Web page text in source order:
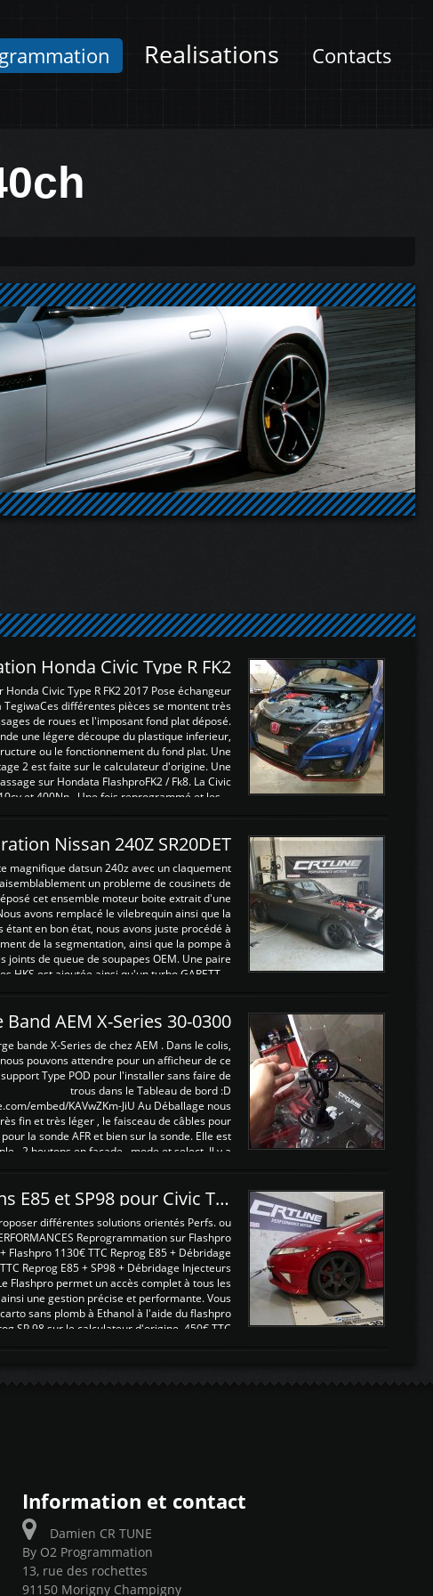
Realisations Contacts
Honda Civic Type R FK2
Civic Type R FK2 2017 Pose échangeur
différentes pièces se montent très
de roues et l'imposant fond plat déposé.
une légere découpe du plastique inferieur,
ou le fonctionnement du fond plat. Une
2 est faite sur le calculateur d'origine. Une
sur Hondata FlashproFK2 / Fk8. La Civic
et 400Nn , Une fois reprogrammé et les ...
Nissan 240Z SR20DET
magnifique datsun 240z avec un claquement
un probleme de cousinets de
cet ensemble moteur boite extrait d'une
avons remplacé le vilebrequin ainsi que la
étant en bon état, nous avons juste procédé à
de la segmentation, ainsi que la pompe à
joints de queue de soupapes OEM. Une paire
HKS est ajoutée ainsi qu'un turbo GARETT ...
AEM X-Series 30-0300
bande X-Series de chez AEM . Dans le colis,
pouvons attendre pour un afficheur de ce
Type POD pour l'installer sans faire de
trous dans le Tableau de bord :D
embed/KAVwZKm-JiU Au Déballage nous
fin et très léger , le faisceau de câbles pour
la sonde AFR et bien sur la sonde. Elle est
, 2 boutons en façade , mode et select. Il y a
Reprogrammations E85 et SP98 pour Civic Type R FN2
différentes solutions orientés Perfs. ou
Reprogrammation sur Flashpro
Flashpro 1130€ TTC Reprog E85 + Débridage
Reprog E85 + SP98 + Débridage Injecteurs
Flashpro permet un accès complet à tous les
une gestion précise et performante. Vous
sans plomb à Ethanol à l'aide du flashpro
SP 98 sur le calculateur d'origine 450€ TTC
Information et contact
Damien CR TUNE
By O2 Programmation
13, rue des rochettes
91150 Morigny Champigny